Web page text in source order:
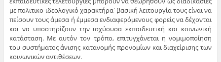
με πολιτικο-ιδεολογικό χαρακτήρα˙ βασική λειτουργία τους είναι να
πείσουν τους άμεσα ή έμμεσα ενδιαφερόμενους φορείς να δέχονται
και να υποστηρίζουν την ισχύουσα εκπαιδευτική και κοινωνική
κατάσταση. Με αυτόν τον τρόπο, επιτυγχάνεται η νομιμοποίηση
του συστήματος άνισης κατανομής προνομίων και διαχείρισης των
κοινωνικών αντιθέσεων.